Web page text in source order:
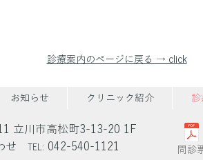
診療案内のページに戻る → click
お知らせ クリニック紹介 診
立川市高松町3-13-20 1F
せ
TEL: 042-540-1121 問診